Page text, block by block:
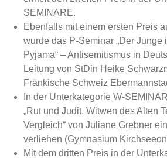
SEMINARE.
Ebenfalls mit einem ersten Preis
wurde das P-Seminar „Der Junge
Pyjama“ – Antisemitismus in
Leitung von StDin Heike
Fränkische Schweiz
In der Unterkategorie W-
„Rut und Judit. Witwen des Alten
Vergleich“ von Juliane Grebner
verliehen (Gymnasium
Mit dem dritten Preis in der